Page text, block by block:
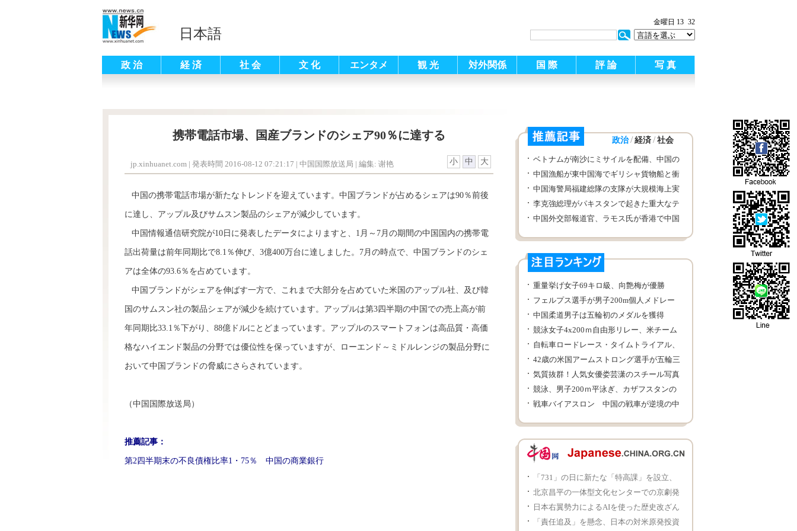
日本語
金曜日 13 32
政 治 経 済 社 会 文 化 エンタメ 観 光 対外関係 国 際 評 論 写 真
携帯電話市場、国産ブランドのシェア90％に達する
jp.xinhuanet.com | 発表時間 2016-08-12 07:21:17 | 中国国際放送局 | 編集: 谢艳 小 中 大
中国の携帯電話市場が新たなトレンドを迎えています。中国ブランドが占めるシェアは90％前後
に達し、アップル及びサムスン製品のシェアが減少しています。
中国情報通信研究院が10日に発表したデータによりますと、1月～7月の期間の中国国内の携帯電
話出荷量は前年同期比で8.1％伸び、3億400万台に達しました。7月の時点で、中国ブランドのシェ
アは全体の93.6％を占めています。
中国ブランドがシェアを伸ばす一方で、これまで大部分を占めていた米国のアップル社、及び韓
国のサムスン社の製品シェアが減少を続けています。アップルは第3四半期の中国での売上高が前
年同期比33.1％下がり、88億ドルにとどまっています。アップルのスマートフォンは高品質・高価
格なハイエンド製品の分野では優位性を保っていますが、ローエンド～ミドルレンジの製品分野に
おいて中国ブランドの脅威にさらされています。
（中国国際放送局）
推薦記事：
第2四半期末の不良債権比率1・75％ 中国の商業銀行
政治 / 経済 / 社会
ベトナムが南沙にミサイルを配備、中国の
安全を脅かす
中国漁船が東中国海でギリシャ貨物船と衝
突 一部の船員が救助された
中国海警局福建総隊の支隊が大規模海上実
動訓練
李克強総理がパキスタンで起きた重大なテ
ロ襲撃事件についてシャリーフ首相に慰問
中国外交部報道官、ラモス氏が香港で中国
重量挙げ女子69キロ級、向艶梅が優勝
フェルプス選手が男子200m個人メドレー
決勝進出
中国柔道男子は五輪初のメダルを獲得
競泳女子4x200ｍ自由形リレー、米チーム
が優勝
自転車ロードレース・タイムトライアル、
米選手が優勝
42歳の米国アームストロング選手が五輪三
連覇
気質抜群！人気女優娄芸潇のスチール写真
競泳、男子200ｍ平泳ぎ、カザフスタンの
バランジン選手が優勝
戦車バイアスロン 中国の戦車が逆境の中